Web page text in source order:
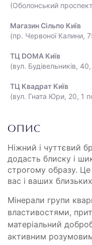
(Оболонський
Магазин Сільпо Київ
(пр. Червоної Калини,
ТЦ DOMA Київ
(вул. Будівельників,
ТЦ Квадрат Київ
(вул. Гната Юри, 20, 1
ОПИС
Ніжний і чуттєвий
додасть блиску і
строгому образу.
вас і ваших
Мінерали групи
властивостями,
матеріальний
активним